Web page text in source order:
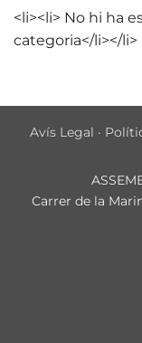
<li><li> No hi ha
categoria</li></li>
Avís Legal ·
Carrer de la